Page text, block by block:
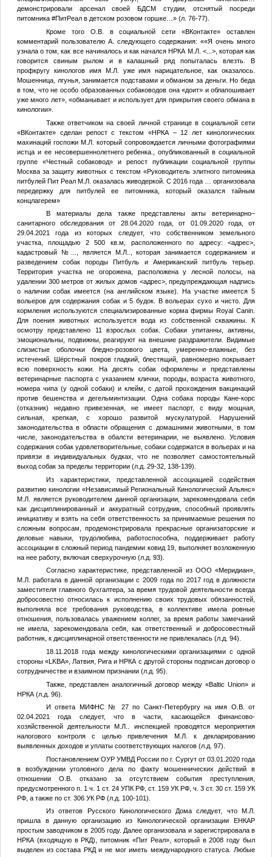
демонстрировали арсенал своей БДСМ студии, отснятый посреди
питомника #ПитРеал в детском розовом горшке…» (л. 76-77).
Кроме того О.В.
в социальной сети «ВКонтакте» оставлен
комментарий пользователю А.
следующего содержания: ««Я очень много
узнала о том, как все начиналось и как начался НРКА М.Л. <...>, которая как
говорится свиным рылом и в калашный ряд попыталась влезть. В
профкругу кинологов имя М.Л.
уже имя нарицательное, как оказалось.
Мошенница, лгунья, занимается подставами и обманом за деньги. Но беда
в том, что не особо образованных собаководов она «доит» и облапошивает
уже много лет», «обманывает и использует для прикрытия своего обмана в
кинологии».
Также ответчиком на своей личной странице в социальной сети
«ВКонтакте» сделан репост с текстом «НРКА – 12 лет кинологических
махинаций госпожи М.Л. который сопровождается личными фотографиями
истца и ее несовершеннолетнего ребенка., опубликованный в социальной
группе «Честный собаковод» и репост публикации социальной группы
Москва за защиту животных с текстом «Руководитель элитного питомника
питбулей Пит Реал М.Л. оказалась живодеркой. С 2016 года … организовала
передержку для питбулей ее питомника, который оказался тайным
концлагерем»
В материалы дела также представлены акты ветеринарно–
санитарного обследования от 28.04.2020 года, от 01.09.2020 года, от
29.04.2021 года из которых следует, что собственником земельного
участка, площадью 2 500 кв.м, расположенного по адресу:<адрес>
кадастровый №... , является М.Л.
., которая занимается содержанием и
разведением собак породы Питбуль и Американский питбуль терьер.
Территория участка не огорожена, расположена у лесной полосы, на
удалении 300 метров от жилых домов <адрес>, предупреждающая надпись
о наличии собак имеется (на английском языке). На участке имеется 5
вольеров для содержания собак и 5 будок. В вольерах сухо и чисто. Для
кормления используются специализированные корма фирмы Royal Canin.
Для поения животных используется вода из собственной скважины. К
осмотру представлено 11 взрослых собак. Собаки упитанны, активны,
эмоциональны, подвижны, реагируют на внешние раздражители. Видимые
слизистые оболочки бледно-розового цвета, умеренно-влажные, без
истечений. Шёрстный покров гладкий, блестящий, равномерно покрывает
всю поверхность кожи. На десять собак оформлены и представлены
ветеринарные паспорта с указанием клички, породы, возраста животного,
номера чипа (у одной собаки) и клейм, с датой прохождения вакцинаций
против бешенства и дегельминтизации. Одна собака породы Кане-корс
(отказник) недавно привезенная, не имеет паспорт, с виду мощная,
сильная, крепкая, с хорошо развитой мускулатурой. Нарушений
законодательства в области обращения с домашними животными, в том
числе, законодательства в обалсти ветеринарии, не выявлено. Условия
содержания собак удовлетворительные, собаки содержатся в вольерах и на
привязи в индивидуальных будках, что не позволяет самостоятельный
выход собак за пределы территории (л.д. 29-32, 138-139).
Из характеристики, представленной ассоциацией содействия
развитию кинологии «Независимый Региональный Кинологический Альянс»
М.Л.
является руководителем данной организации, зарекомендовала себя
как дисциплинированный и аккуратный сотрудник, способный проявлять
инициативу и взять на себя ответственность за принимаемые решения по
сложным вопросам, продемонстрировала прекрасные организаторские и
деловые навыки, трудолюбива, работоспособна, поддерживает работу
ассоциации в сложный период пандемии ковид 19, выполняет возложенную
на нее работу, включая сверхурочную (л.д. 93).
Согласно характеристике, представленной из ООО «Меридиан»,
М.Л.
работала в данной организации с 2009 года по 2017 год в должности
заместителя главного бухгалтера, за время трудовой деятельности всегда
добросовестно относилась к исполнению своих трудовых обязанностей,
выполняла все требования руководства, в коллективе имела ровные
отношения, пользовалась уважением коллег, за время работы замечаний
не имела, зарекомендовала себя, как ответственный и добросовестный
работник, к дисциплинарной ответственности не привлекалась (л.д. 94).
18.11.2018 года между кинологическими организациями с одной
стороны «LKBA», Латвия, Рига и НРКА с другой стороны подписан договор о
сотрудничестве и взаимном признании (л.д. 95).
Также, представлен аналогичный договор между «Baltic Union» и
НРКА (л.д. 96).
И ответа МИФНС № 27 по Cанкт-Петербургу на имя О.В.
от
02.04.2021 года следует, что в части, касающейся финансово-
хозяйственной деятельностиМ.Л.
. инспекцией проводятся мероприятия
налогового контроля с целью привлечения М.Л.
к декларированию
выявленных доходов и уплаты соответствующих налогов (л.д. 97).
Постановлением ОУР УМВД России по г. Сургут от 03.01.2020 года
в возбуждении уголовного дела по факту мошеннических действий в
отношении О.В.
отказано за отсутствием события преступления,
предусмотренного п. 1 ч. 1 ст. 24 УПК РФ, ст. 159 УК РФ, ч. 3 ст. 30 ст. 159 УК
РФ, а также по ст. 306 УК РФ (л.д. 100-101).
Из ответов Русского Кинологического Дома следует, что М.Л.
пришла в данную организацию из Кинологической организации ЕНКАР
простым заводчиком в 2005 году. Далее организовала и зарегистрировала в
НРКА (входящую в РКД), питомник «Пит Реал», который в 2008 году был
выделен из состава РКД и не мог иметь международного статуса. Любые